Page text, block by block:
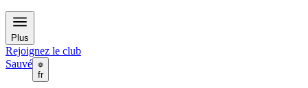
Plus
Rejoignez le club
Sauvé
fr